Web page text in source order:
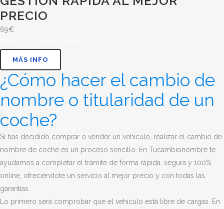
PRECIO
69€
MÁS INFO
¿Cómo hacer el cambio de
nombre o titularidad de un
coche?
Si has decidido comprar o vender un vehículo, realizar el cambio de
nombre de coche es un proceso sencillo. En Tucambionombre te
ayudamos a completar el trámite de forma rápida, segura y 100%
online, ofreciéndote un servicio al mejor precio y con todas las
garantías.
Lo primero será comprobar que el vehículo está libre de cargas. En